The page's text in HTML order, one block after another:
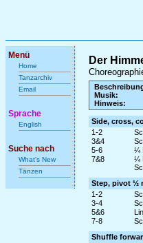
Menü
Home
Tanzarchiv
Email
Sprache
English
Suche nach
What's New
Tänzen
Der
Musik:
Hinweis:
Side, cross,
1-2
3&4
5-6
¼
7&8
¼
Step, pivot ½
1-2
3-4
5&6
7-8
Shuffle